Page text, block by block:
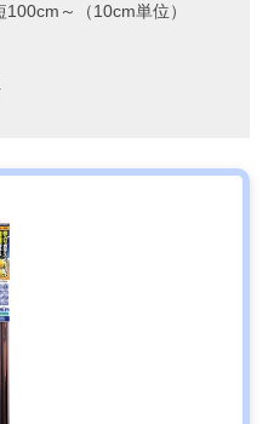
～（10cm単位）